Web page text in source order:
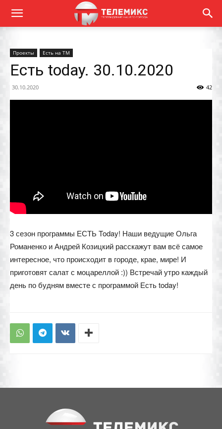
Проекты Есть на ТМ
Есть today. 30.10.2020
30.10.2020 42
3 сезон программы ЕСТЬ Today! Наши ведущие Ольга
Романенко и Андрей Козицкий расскажут вам всё самое
интересное, что происходит в городе, крае, мире! И
приготовят салат с моцареллой :)) Встречай утро каждый
день по будням вместе с программой Есть today!